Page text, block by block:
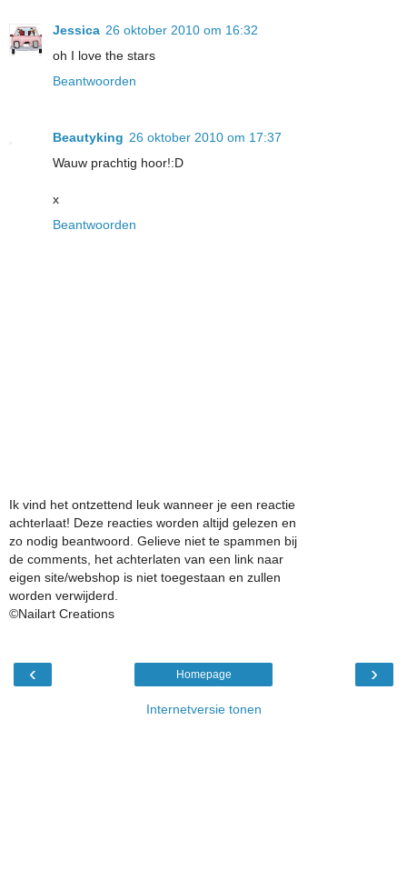
Jessica 26 oktober 2010 om 16:32
oh I love the stars
Beantwoorden
Beautyking 26 oktober 2010 om 17:37
Wauw prachtig hoor!:D
x
Beantwoorden
Ik vind het ontzettend leuk wanneer je een reactie
achterlaat! Deze reacties worden altijd gelezen en
zo nodig beantwoord. Gelieve niet te spammen bij
de comments, het achterlaten van een link naar
eigen site/webshop is niet toegestaan en zullen
worden verwijderd.
©Nailart Creations
‹ ›
Homepage
Internetversie tonen